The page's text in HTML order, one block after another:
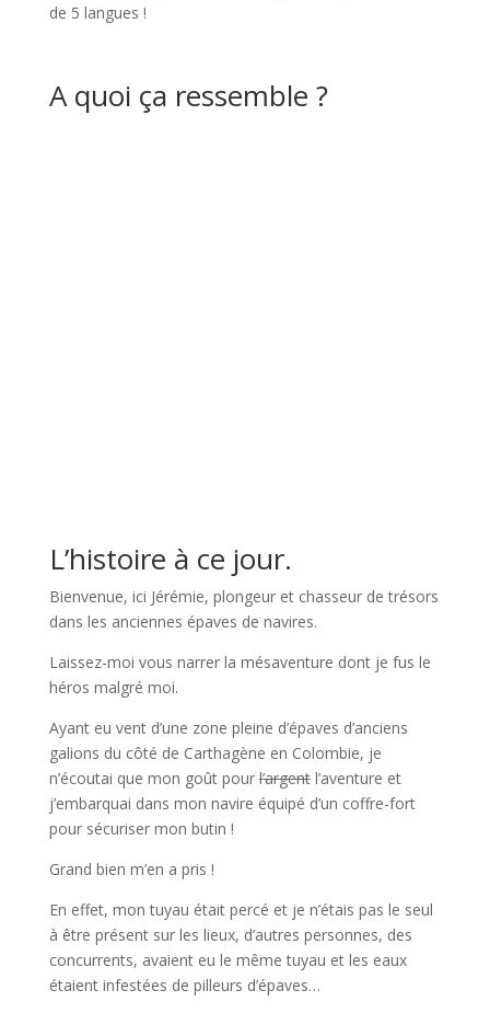
de 5 langues !
A quoi ça ressemble ?
L’histoire à ce jour.
Bienvenue, ici Jérémie, plongeur et chasseur de trésors
dans les anciennes épaves de navires.
Laissez-moi vous narrer la mésaventure dont je fus le
héros malgré moi.
Ayant eu vent d’une zone pleine d’épaves d’anciens
galions du côté de Carthagène en Colombie, je
n’écoutai que mon goût pourl’argentl’aventure et
j’embarquai dans mon navire équipé d’un coffre-fort
pour sécuriser mon butin !
Grand bien m’en a pris !
En effet, mon tuyau était percé et je n’étais pas le seul
à être présent sur les lieux, d’autres personnes, des
concurrents, avaient eu le même tuyau et les eaux
étaient infestées de pilleurs d’épaves…